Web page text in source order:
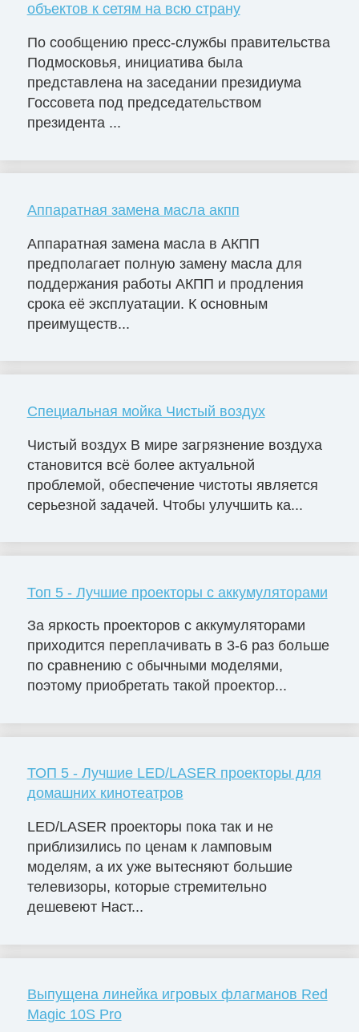
объектов к сетям на всю страну
По сообщению пресс-службы правительства
Подмосковья, инициатива была
представлена на заседании президиума
Госсовета под председательством
президента ...
Аппаратная замена масла акпп
Аппаратная замена масла в АКПП
предполагает полную замену масла для
поддержания работы АКПП и продления
срока её эксплуатации. К основным
преимуществ...
Специальная мойка Чистый воздух
Чистый воздух В мире загрязнение воздуха
становится всё более актуальной
проблемой, обеспечение чистоты является
серьезной задачей. Чтобы улучшить ка...
Топ 5 - Лучшие проекторы с аккумуляторами
За яркость проекторов с аккумуляторами
приходится переплачивать в 3-6 раз больше
по сравнению с обычными моделями,
поэтому приобретать такой проектор...
ТОП 5 - Лучшие LED/LASER проекторы для
домашних кинотеатров
LED/LASER проекторы пока так и не
приблизились по ценам к ламповым
моделям, а их уже вытесняют большие
телевизоры, которые стремительно
дешевеют Наст...
Выпущена линейка игровых флагманов Red
Magic 10S Pro